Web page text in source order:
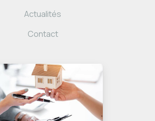
Actualités
Contact